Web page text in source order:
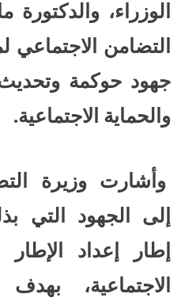
الوزراء،
التضامن الاجتماعي
جهود حوكمة
والحماية الاجتماعية.
وأشارت وزيرة
إلى الجهود التي
إطار إعداد
الاجتماعية،